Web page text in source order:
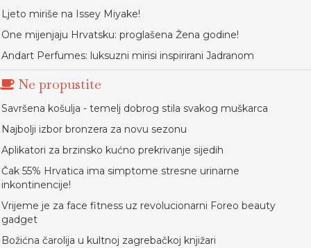
Ljeto miriše na Issey Miyake!
One mijenjaju Hrvatsku: proglašena Žena godine!
Andart Perfumes: luksuzni mirisi inspirirani Jadranom
Ne propustite
Savršena košulja - temelj dobrog stila svakog muškarca
Najbolji izbor bronzera za novu sezonu
Aplikatori za brzinsko kućno prekrivanje sijedih
Čak 55% Hrvatica ima simptome stresne urinarne
inkontinencije!
Vrijeme je za face fitness uz revolucionarni Foreo beauty
gadget
Božićna čarolija u kultnoj zagrebačkoj knjižari